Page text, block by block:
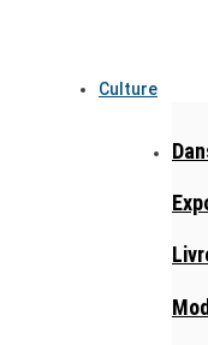
Culture